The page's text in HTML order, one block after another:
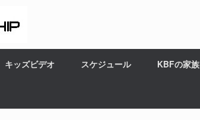
キッズビデオ スケジュール KBFの家族